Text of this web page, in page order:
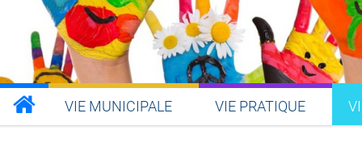
VIE MUNICIPALE VIE PRATIQUE